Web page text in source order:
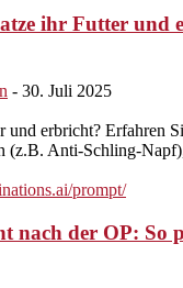
ihr Futter und
- 30. Juli 2025
und erbricht? Erfahren
(z.B. Anti-Schling-
nach der OP: So